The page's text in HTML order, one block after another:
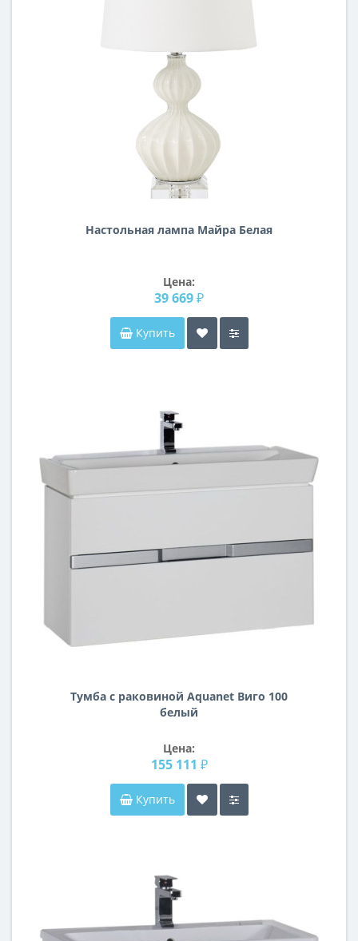
Настольная лампа Майра Белая
Цена:
39 669 ₽
Купить
Тумба с раковиной Aquanet Виго 100
белый
Цена:
155 111 ₽
Купить